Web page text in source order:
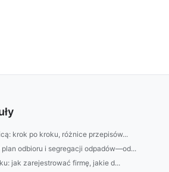
krok po kroku, różnice przepisów...
odbioru i segregacji odpadów—od...
jak zarejestrować firmę, jakie d...